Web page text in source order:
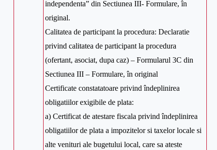
independenta” din Sectiunea III- Formulare, în
original.
Calitatea de participant la procedura: Declaratie
privind calitatea de participant la procedura
(ofertant, asociat, dupa caz) – Formularul 3C din
Sectiunea III – Formulare, în original
Certificate constatatoare privind îndeplinirea
obligatiilor exigibile de plata:
a) Certificat de atestare fiscala privind îndeplinirea
obligatiilor de plata a impozitelor si taxelor locale si
alte venituri ale bugetului local, care sa ateste